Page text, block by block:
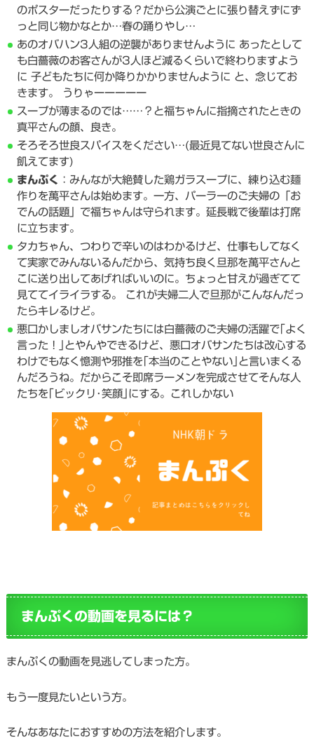
のポスターだったりする？だから公演ごとに張り替えずにず
っと同じ物かなとか…春の踊りやし…
あのオバハン3人組の逆襲がありませんように あったとして
も白薔薇のお客さんが3人ほど減るくらいで終わりますよう
に 子どもたちに何か降りかかりませんように と、念じてお
きます。 うりゃーーーーー
スープが薄まるのでは……？と福ちゃんに指摘されたときの
真平さんの顔、良き。
そろそろ世良スパイスをください…(最近見てない世良さんに
飢えてます)
まんぷく ：みんなが大絶賛した鶏ガラスープに、練り込む麺
作りを萬平さんは始めます。一方、パーラーのご夫婦の「お
でんの話題」で福ちゃんは守られます。延長戦で後輩は打席
に立ちます。
タカちゃん、つわりで辛いのはわかるけど、仕事もしてなく
て実家でみんないるんだから、気持ち良く旦那を萬平さんと
こに送り出してあげればいいのに。ちょっと甘えが過ぎてて
見ててイライラする。 これが夫婦二人で旦那がこんなんだっ
たらキレるけど。
悪口かしましオバサンたちには白薔薇のご夫婦の活躍で｢よく
言った！｣とやんやできるけど、悪口オバサンたちは改心する
わけでもなく憶測や邪推を｢本当のことやない｣と言いまくる
んだろうね。だからこそ即席ラーメンを完成させてそんな人
たちを｢ビックリ･笑顔｣にする。これしかない
まんぷくの動画を見るには？
まんぷくの動画を見逃してしまった方。
もう一度見たいという方。
そんなあなたにおすすめの方法を紹介します。